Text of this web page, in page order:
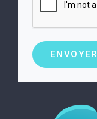
ENVOYER